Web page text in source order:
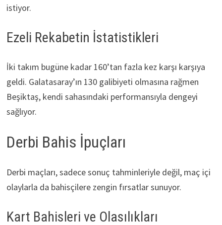
istiyor.
Ezeli Rekabetin İstatistikleri
İki takım bugüne kadar 160’tan fazla kez karşı karşıya
geldi. Galatasaray’ın 130 galibiyeti olmasına rağmen
Beşiktaş, kendi sahasındaki performansıyla dengeyi
sağlıyor.
Derbi Bahis İpuçları
Derbi maçları, sadece sonuç tahminleriyle değil, maç içi
olaylarla da bahisçilere zengin fırsatlar sunuyor.
Kart Bahisleri ve Olasılıkları